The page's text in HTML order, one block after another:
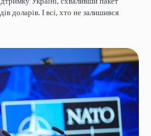
доларів. І всі, хто не залишився